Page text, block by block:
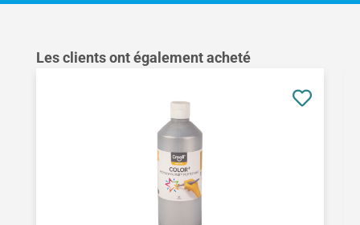
Ignorer la galerie de produits
Les clients ont également acheté